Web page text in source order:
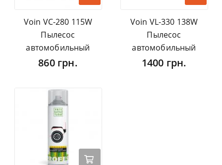
Voin VC-280 115W
Пылесос
автомобильный
860 грн.
Voin VL-330 138W
Пылесос
автомобильный
1400 грн.